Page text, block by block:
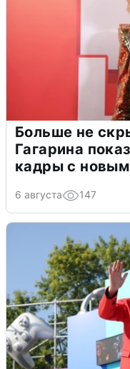
Больше не
Гагарина
кадры с
6 августа 147